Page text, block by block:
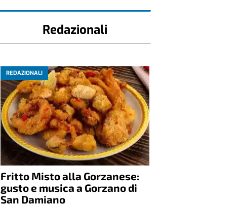
Redazionali
REDAZIONALI
Fritto Misto alla Gorzanese:
gusto e musica a Gorzano di
San Damiano